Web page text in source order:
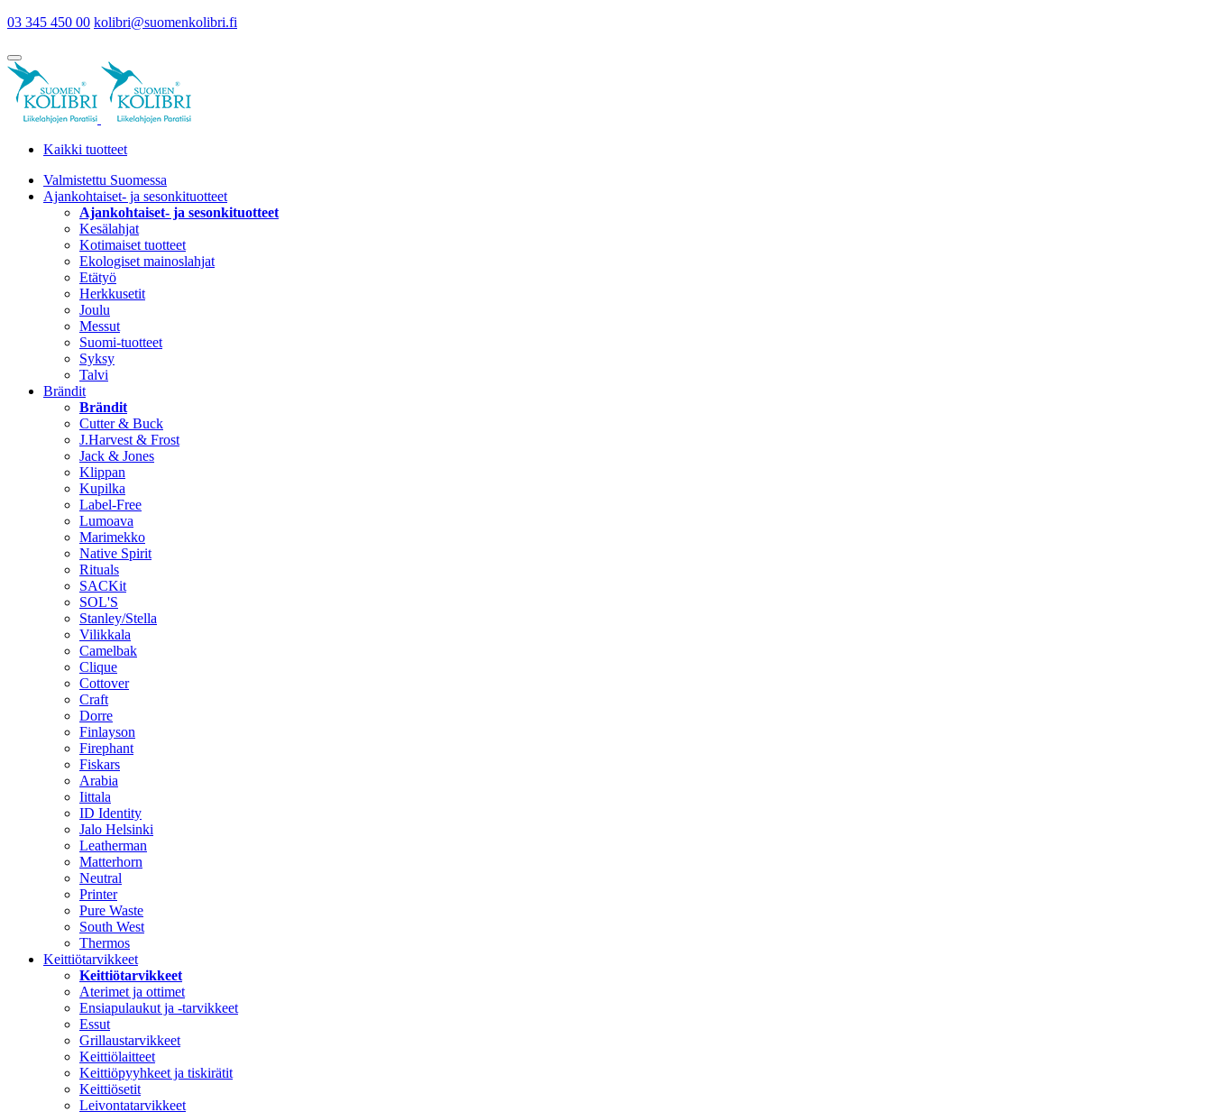
03 345 450 00 kolibri@suomenkolibri.fi
Kaikki tuotteet
Valmistettu Suomessa
Ajankohtaiset- ja sesonkituotteet
Ajankohtaiset- ja sesonkituotteet
Kesälahjat
Kotimaiset tuotteet
Ekologiset mainoslahjat
Etätyö
Herkkusetit
Joulu
Messut
Suomi-tuotteet
Syksy
Talvi
Brändit
Brändit
Cutter & Buck
J.Harvest & Frost
Jack & Jones
Klippan
Kupilka
Label-Free
Lumoava
Marimekko
Native Spirit
Rituals
SACKit
SOL'S
Stanley/Stella
Vilikkala
Camelbak
Clique
Cottover
Craft
Dorre
Finlayson
Firephant
Fiskars
Arabia
Iittala
ID Identity
Jalo Helsinki
Leatherman
Matterhorn
Neutral
Printer
Pure Waste
South West
Thermos
Keittiötarvikkeet
Keittiötarvikkeet
Aterimet ja ottimet
Ensiapulaukut ja -tarvikkeet
Essut
Grillaustarvikkeet
Keittiölaitteet
Keittiöpyyhkeet ja tiskirätit
Keittiösetit
Leivontatarvikkeet